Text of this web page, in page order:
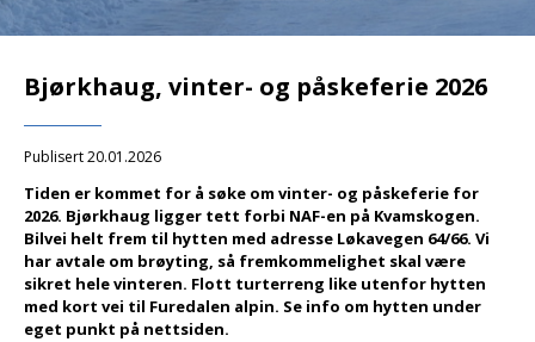
Bjørkhaug, vinter- og påskeferie 2026
Publisert 20.01.2026
Tiden er kommet for å søke om vinter- og påskeferie for
2026. Bjørkhaug ligger tett forbi NAF-en på Kvamskogen.
Bilvei helt frem til hytten med adresse Løkavegen 64/66. Vi
har avtale om brøyting, så fremkommelighet skal være
sikret hele vinteren. Flott turterreng like utenfor hytten
med kort vei til Furedalen alpin. Se info om hytten under
eget punkt på nettsiden.